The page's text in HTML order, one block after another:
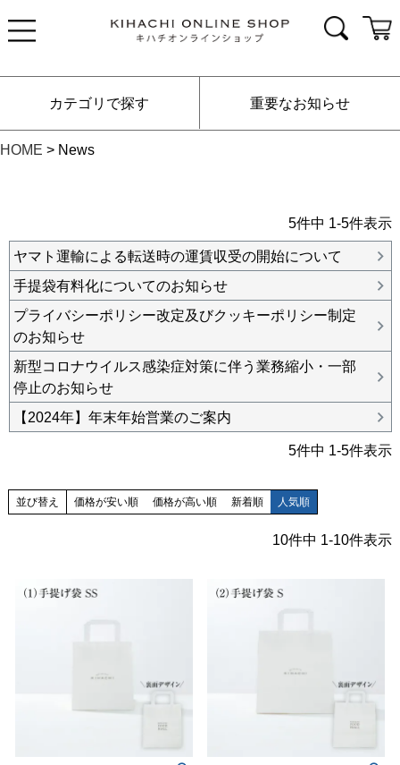
カテゴリで探す 重要なお知らせ
HOME News
5件中 1-5件表示
ヤマト運輸による転送時の運賃収受の開始について
手提袋有料化についてのお知らせ
プライバシーポリシー改定及びクッキーポリシー制定
のお知らせ
新型コロナウイルス感染症対策に伴う業務縮小・一部
停止のお知らせ
【2024年】年末年始営業のご案内
5件中 1-5件表示
並び替え 価格が安い順 価格が高い順 新着順 人気順
10件中 1-10件表示